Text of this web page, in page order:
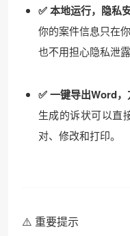
✅ 本地运行，隐私
你的案件信息只在
也不用担心隐私泄露
✅ 一键导出Word
生成的诉状可以直
对、修改和打印。
⚠️ 重要提示